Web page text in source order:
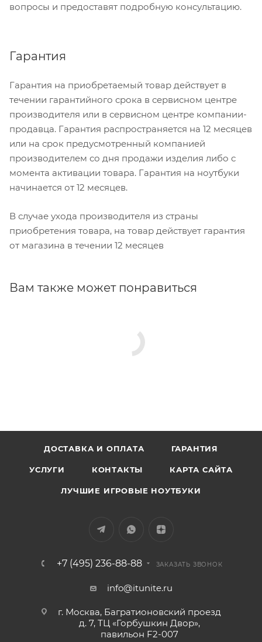
вопросы и предоставят подробную консультацию.
Гарантия
Гарантия на приобретаемый товар действует в
течении гарантийного срока в сервисном центре
производителя или в сервисном центре компании-
продавца. Гарантия распространяется на 12 месяцев
или на срок предусмотренный компанией
производителем со дня продажи изделия либо с
момента активации товара. Гарантия на ноутбуки
начинается от 12 месяцев.
В случае ухода производителя из страны
приобретения товара, на товар действует гарантия
от магазина в течении 12 месяцев
Вам также может понравиться
ДОСТАВКА И ОПЛАТА ГАРАНТИЯ
УСЛУГИ КОНТАКТЫ КАРТА САЙТА
ЛУЧШИЕ ИГРОВЫЕ НОУТБУКИ
+7 (495) 236-88-88 ЗАКАЗАТЬ ЗВОНОК
info@itunite.ru
г. Москва, Багратионовский проезд
д. 7, ТЦ «Горбушкин Двор»,
павильон F2-007